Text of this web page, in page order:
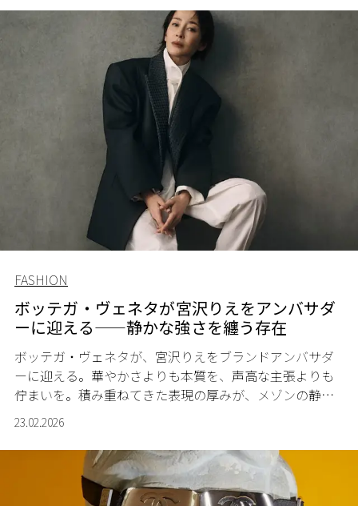
FASHION
ボッテガ・ヴェネタが宮沢りえをアンバサダ
ーに迎える——静かな強さを纏う存在
ボッテガ・ヴェネタが、宮沢りえをブランドアンバサダ
ーに迎える。華やかさよりも本質を、声高な主張よりも
佇まいを。積み重ねてきた表現の厚みが、メゾンの静か
なエレガンスと重なる。
23.02.2026